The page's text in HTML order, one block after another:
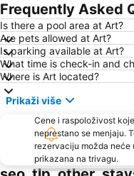
Frequently Asked
Is there a pool area at Art?
Are pets allowed at Art?
Is parking available at Art?
What time is check-in and
Where is Art located?
Prikaži više
Cene i raspoloživost
neprestano se menjaju.
rezervaciju možda neće
prikazana na trivagu.